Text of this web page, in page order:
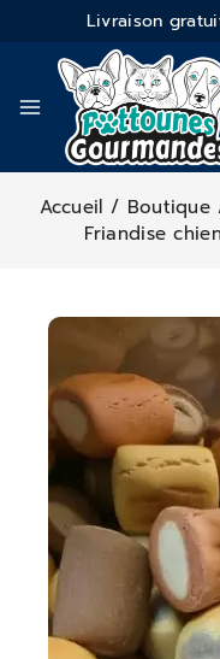
Livraison
Accueil / Boutique
Friandise chien